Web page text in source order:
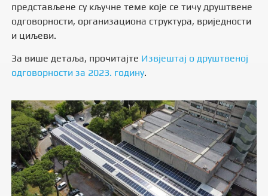
представљене су кључне теме које се тичу друштвене
одговорности, организациона структура, вриједности
и циљеви.
За више детаља, прочитајте Извјештај о друштвеној
одговорности за 2023. годину.